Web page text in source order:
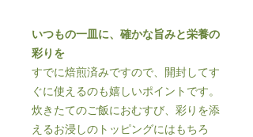
いつもの一皿に、確かな旨みと栄養の
彩りを
すでに焙煎済みですので、開封してす
ぐに使えるのも嬉しいポイントです。
炊きたてのご飯におむすび、彩りを添
えるお浸しのトッピングにはもちろ